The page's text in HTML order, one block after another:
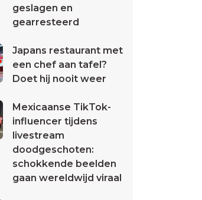
geslagen en
gearresteerd
Japans restaurant met
een chef aan tafel?
Doet hij nooit weer
Mexicaanse TikTok-
influencer tijdens
livestream
doodgeschoten:
schokkende beelden
gaan wereldwijd viraal